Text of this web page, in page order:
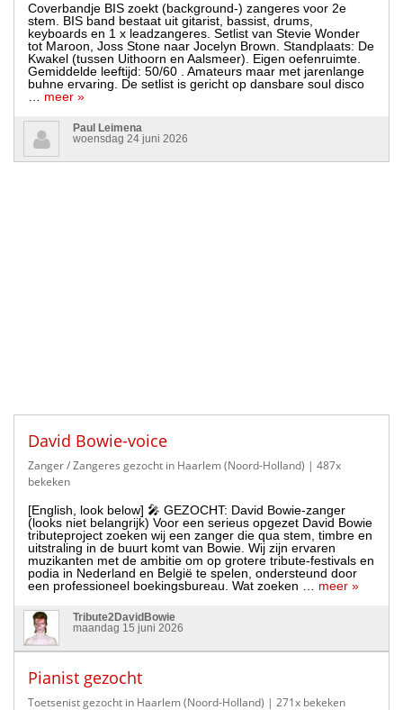
Coverbandje BIS zoekt (background-) zangeres voor 2e
stem. BIS band bestaat uit gitarist, bassist, drums,
keyboards en 1 x leadzangeres. Setlist van Stevie Wonder
tot Maroon, Joss Stone naar Jocelyn Brown. Standplaats: De
Kwakel (tussen Uithoorn en Aalsmeer). Eigen oefenruimte.
Gemiddelde leeftijd: 50/60 . Amateurs maar met jarenlange
buhne ervaring. De setlist is gericht op dansbare soul disco
meer »
Paul Leimena
woensdag 24 juni 2026
David Bowie-voice
Zanger / Zangeres gezocht in Haarlem (Noord-Holland) | 487x
bekeken
[English, look below] 🎤 GEZOCHT: David Bowie-zanger
(looks niet belangrijk) Voor een serieus opgezet David Bowie
tributeproject zoeken wij een zanger die qua stem, timbre en
uitstraling in de buurt komt van Bowie. Wij zijn ervaren
muzikanten met de ambitie om op grotere tribute-festivals en
podia in Nederland en België te spelen, ondersteund door
een professioneel boekingsbureau. Wat zoeken … meer »
Tribute2DavidBowie
maandag 15 juni 2026
Pianist gezocht
Toetsenist gezocht in Haarlem (Noord-Holland) | 271x bekeken